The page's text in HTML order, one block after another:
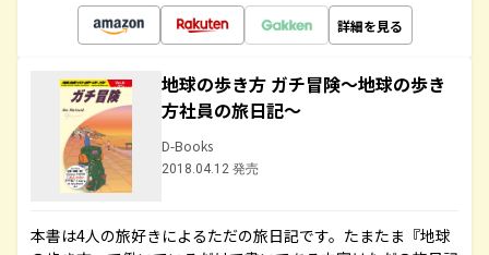
詳細を見る
地球の歩き方 ガチ冒険～地球の歩き
方社員の旅日記～
D-Books
2018.04.12 発売
本書は4人の旅好きによるただの旅日記です。たまたま『地球